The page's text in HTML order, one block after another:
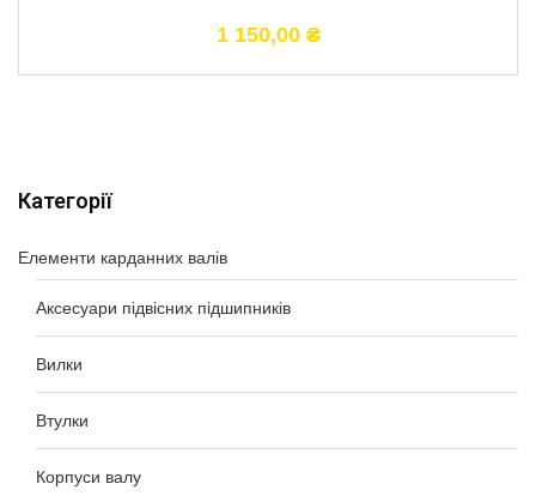
Категорії
Елементи карданних валів
Аксесуари підвісних підшипників
Вилки
Втулки
Корпуси валу
1 150,00 ₴